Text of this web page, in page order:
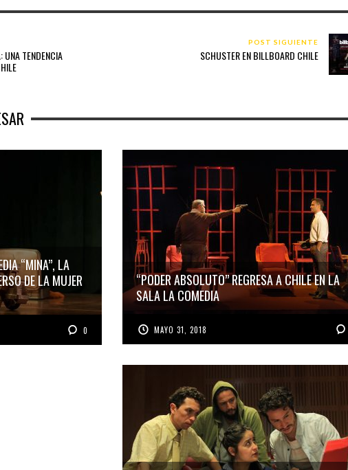
UNA TENDENCIA
POST SIGUIENTE
SCHUSTER EN BILLBOARD CHILE
“MINA”, LA
DE LA MUJER
0
“PODER ABSOLUTO” REGRESA A CHILE EN LA
SALA LA COMEDIA
MAYO 31, 2018